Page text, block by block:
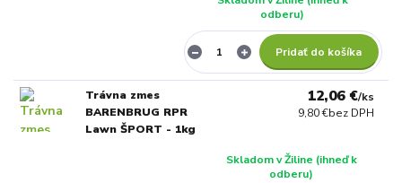
odberu)
Pridať do košíka
Trávna zmes
BARENBRUG RPR
Lawn ŠPORT - 1kg
12,06 €/ks
9,80 €bez DPH
Skladom v Žiline (ihneď k
odberu)